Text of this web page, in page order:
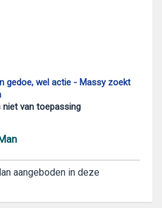
gedoe, wel actie - Massy zoekt
niet van toepassing
aangeboden in deze